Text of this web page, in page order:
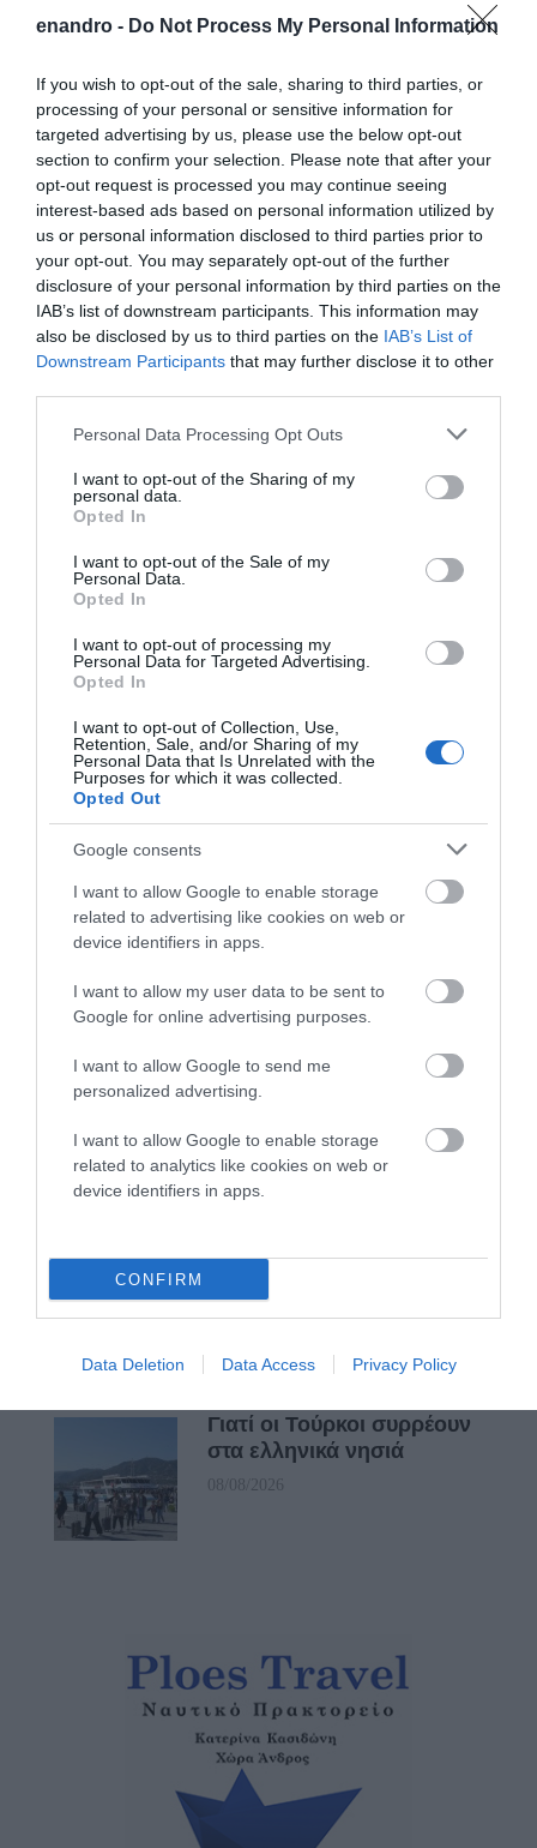
enandro - Do Not Process My Personal Information
If you wish to opt-out of the sale, sharing to third parties, or
processing of your personal or sensitive information for
targeted advertising by us, please use the below opt-out
section to confirm your selection. Please note that after your
opt-out request is processed you may continue seeing
interest-based ads based on personal information utilized by
us or personal information disclosed to third parties prior to
your opt-out. You may separately opt-out of the further
disclosure of your personal information by third parties on the
IAB’s list of downstream participants. This information may
also be disclosed by us to third parties on the IAB’s List of
Downstream Participants that may further disclose it to other
Please note that this website/app uses one or more Google
not limited to your visit or usage behaviour. You may click to
grant or deny consent to Google and its third-party tags to
use your data for below specified purposes in below Google
consent section.
Personal Data Processing Opt Outs
I want to opt-out of the Sharing of my
personal data.
Opted In
I want to opt-out of the Sale of my
Personal Data.
Opted In
I want to opt-out of processing my
Personal Data for Targeted Advertising.
Opted In
I want to opt-out of Collection, Use,
Retention, Sale, and/or Sharing of my
Personal Data that Is Unrelated with the
Purposes for which it was collected.
Opted Out
Google consents
I want to allow Google to enable storage
related to advertising like cookies on web or
device identifiers in apps.
I want to allow my user data to be sent to
Google for online advertising purposes.
I want to allow Google to send me
personalized advertising.
I want to allow Google to enable storage
related to analytics like cookies on web or
device identifiers in apps.
CONFIRM
Data Deletion Data Access Privacy Policy
Προτεινόμενα άρθρα
Η Άνδρος συνεχίζει να μπαρκάρει…
Φωτογραφίες-κειμήλια από καλοκαίρια στην Άνδρο –
Από τον 19ο αιώνα μέχρι και την δεκαετία του 1970
ΟΡΜΟΣ ΚΟΡΘΙΟΥ: Όταν η φωτογραφία γίνεται μνήμη
ΤΟ ΜΕΓΑΛΥΤΕΡΟ ΠΑΝΗΓΥΡΙ ΤΗΣ ΑΝΔΡΟΥ: Του
Σωτήρος στην Άρνη!…
ΕΚΔΗΛΩΣΕΙΣ ΤΩΝ ΗΜΕΡΩΝ: Παγοποιείο
Από τον 19ο αιώνα μέχρι
και την δεκαετία του 1970
08/08/2026
φωτογραφία γίνεται μνήμη
08/08/2026
ΤΟΥΡΙΣΜΟ: Η φέρουσα
ικανότητα στο επίκεντρο
08/08/2026
Προσοχή από την Κυριακή
μελτέμια
08/08/2026
Γιατί οι Τούρκοι συρρέουν
στα ελληνικά νησιά
08/08/2026